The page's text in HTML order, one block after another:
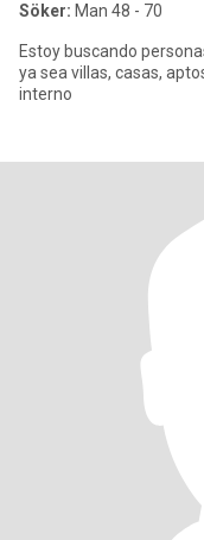
Söker: Man 48 - 70
Estoy buscando
ya sea villas, casas,
interno